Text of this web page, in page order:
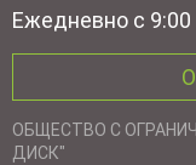
Ежедневно с 9:00
ОБЩЕСТВО С
ДИСК"